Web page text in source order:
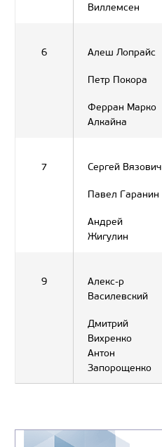
Виллемсен
6 Алеш Лопрайс
Петр Покора
Ферран Марко
Алкайна
7 Сергей Вязович
Павел Гаранин
Андрей
Жигулин
9
Алекс-р
Василевский
Дмитрий
Вихренко
Антон
Запорощенко